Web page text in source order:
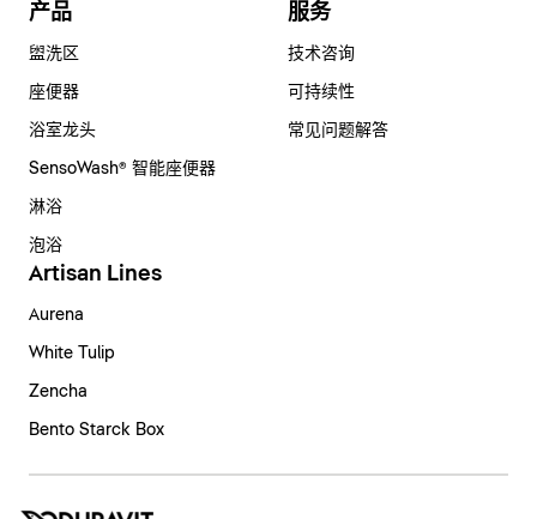
产品
盥洗区
座便器
浴室龙头
SensoWash® 智能座便器
淋浴
泡浴
服务
技术咨询
可持续性
常见问题解答
Artisan Lines
Aurena
White Tulip
Zencha
Bento Starck Box